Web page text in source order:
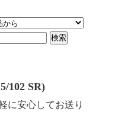
102 SR)
に安心してお送り